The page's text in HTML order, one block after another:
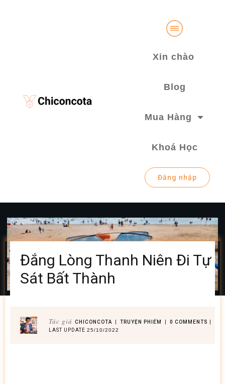
Xin chào
Blog
Mua Hàng
Khoá Học
Đăng nhập
Đắng Lòng Thanh Niên Đi Tự
Sát Bất Thành
Tác giảCHICONCOTA |TRUYỆN PHIẾM 0 COMMENTS
LAST UPDATE25/10/2022